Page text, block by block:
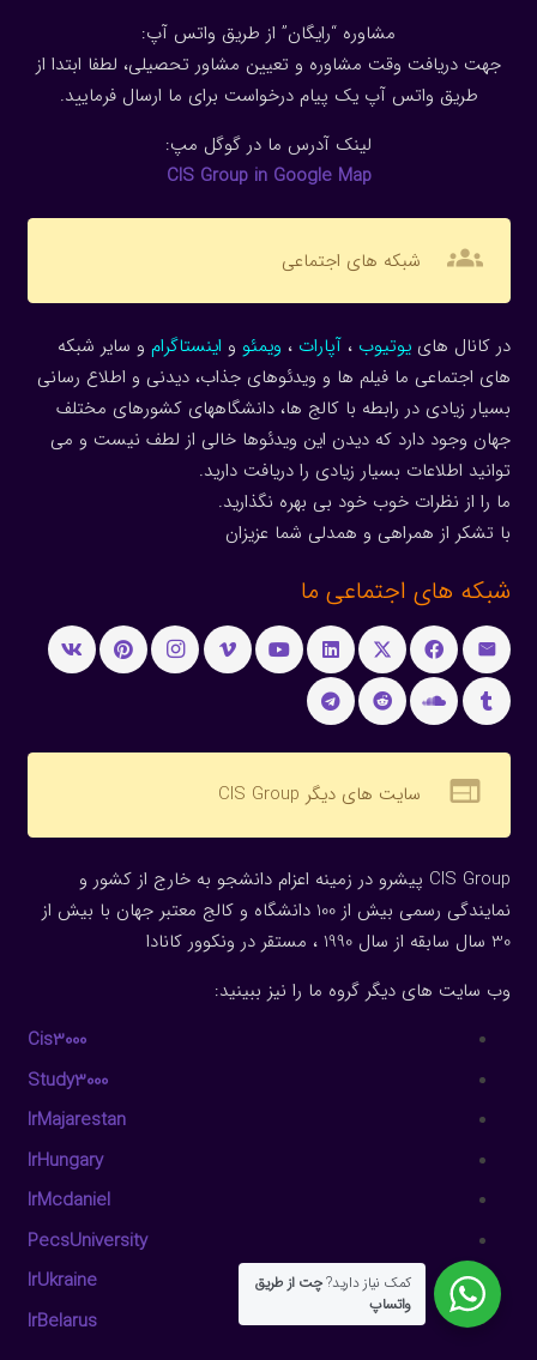
مشاوره “رایگان” از طریق واتس آپ:
جهت دریافت وقت مشاوره و تعیین مشاور تحصیلی، لطفا ابتدا از
طریق واتس آپ یک پیام درخواست برای ما ارسال فرمایید.
لینک آدرس ما در گوگل مپ:
CIS Group in Google Map
groups شبکه های اجتماعی
در کانال هاییوتیوب ، آپارات ، ویمئو و اینستاگرام و سایر شبکه
های اجتماعی ما فیلم ها و ویدئوهای جذاب، دیدنی و اطلاع رسانی
بسیار زیادی در رابطه با کالج ها، دانشگاههای کشورهای مختلف
جهان وجود دارد که دیدن این ویدئوها خالی از لطف نیست و می
توانید اطلاعات بسیار زیادی را دریافت دارید.
ما را از نظرات خوب خود بی بهره نگذارید.
با تشکر از همراهی و همدلی شما عزیزان
شبکه های اجتماعی ما
web سایت های دیگر CIS Group
CIS Group پیشرو در زمینه اعزام دانشجو به خارج از کشور و
نمایندگی رسمی بیش از 100 دانشگاه و کالج معتبر جهان با بیش از
30 سال سابقه از سال 1990 ، مستقر در ونکوور کانادا
وب سایت های دیگر گروه ما را نیز ببینید:
Cis3000
Study3000
IrMajarestan
IrHungary
IrMcdaniel
PecsUniversity
IrUkraine
IrBelarus
کمک نیاز دارید?چت از طریق
واتساپ